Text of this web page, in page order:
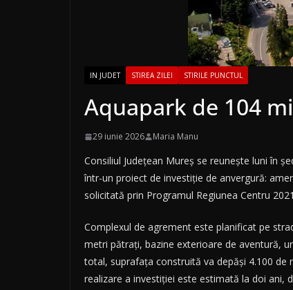
IN JUDET STIREA ZILEI STIRILE PUNCTUL
Aquapark de 104
29 iunie 2026 Maria Manu
Consiliul Județean Mureș se reunește luni în
într-un proiect de investiție de anvergură:
solicitată prin Programul Regiunea Centru
Complexul de agrement este planificat pe
metri pătrați, bazine exterioare de aventură,
total, suprafața construită va depăși 4.100 de
realizare a investiției este estimată la doi ani,